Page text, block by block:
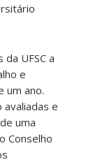
UFSC a
e
um ano.
e
uma
Conselho